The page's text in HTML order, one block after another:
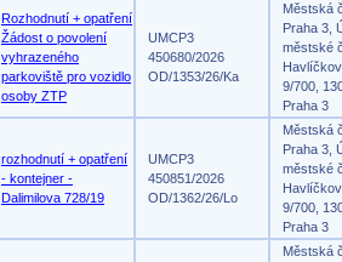
Rozhodnutí + opatření
Žádost o povolení
vyhrazeného
parkoviště pro vozidlo
osoby ZTP
UMCP3
450680/2026
OD/1353/26/Ka
Městská
Praha 3,
městské
9/700,
Praha 3
rozhodnutí + opatření
- kontejner -
Dalimilova 728/19
UMCP3
450851/2026
OD/1362/26/Lo
Městská
Praha 3,
městské
9/700,
Praha 3
Městská